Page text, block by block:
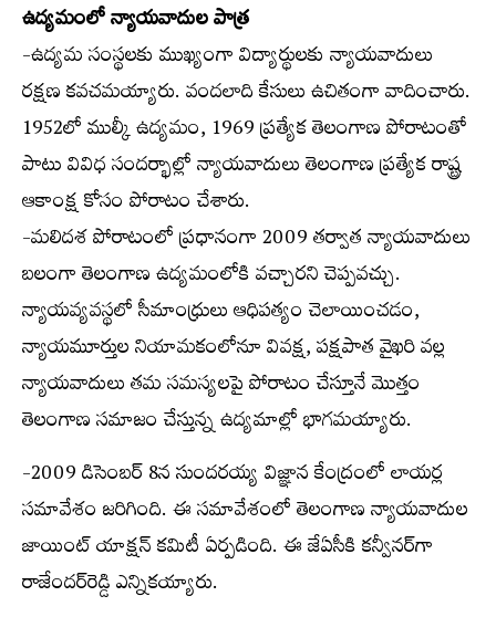
ఉద్యమంలో న్యాయవాదుల పాత్ర
-ఉద్యమ సంస్థలకు ముఖ్యంగా విద్యార్థులకు న్యాయవాదులు
రక్షణ కవచమయ్యారు. వందలాది కేసులు ఉచితంగా వాదించారు.
1952లో ముల్కీ ఉద్యమం, 1969 ప్రత్యేక తెలంగాణ పోరాటంతో
పాటు వివిధ సందర్భాల్లో న్యాయవాదులు తెలంగాణ ప్రత్యేక రాష్ట్ర
ఆకాంక్ష కోసం పోరాటం చేశారు.
-మలిదశ పోరాటంలో ప్రధానంగా 2009 తర్వాత న్యాయవాదులు
బలంగా తెలంగాణ ఉద్యమంలోకి వచ్చారని చెప్పవచ్చు.
న్యాయవ్యవస్థలో సీమాంధ్రులు ఆధిపత్యం చెలాయించడం,
న్యాయమూర్తుల నియామకంలోనూ వివక్ష, పక్షపాత వైఖరి వల్ల
న్యాయవాదులు తమ సమస్యలపై పోరాటం చేస్తూనే మొత్తం
తెలంగాణ సమాజం చేస్తున్న ఉద్యమాల్లో భాగమయ్యారు.
-2009 డిసెంబర్ 8న సుందరయ్య విజ్ఞాన కేంద్రంలో లాయర్ల
సమావేశం జరిగింది. ఈ సమావేశంలో తెలంగాణ న్యాయవాదుల
జాయింట్ యాక్షన్ కమిటీ ఏర్పడింది. ఈ జేఏసీకి కన్వీనర్‌గా
రాజేందర్‌రెడ్డి ఎన్నికయ్యారు.